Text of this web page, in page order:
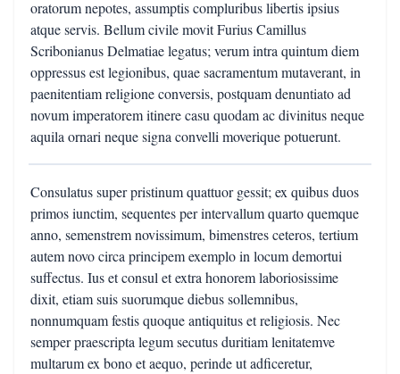
oratorum nepotes, assumptis compluribus libertis ipsius
atque servis. Bellum civile movit Furius Camillus
Scribonianus Delmatiae legatus; verum intra quintum diem
oppressus est legionibus, quae sacramentum mutaverant, in
paenitentiam religione conversis, postquam denuntiato ad
novum imperatorem itinere casu quodam ac divinitus neque
aquila ornari neque signa convelli moverique potuerunt.
Consulatus super pristinum quattuor gessit; ex quibus duos
primos iunctim, sequentes per intervallum quarto quemque
anno, semenstrem novissimum, bimenstres ceteros, tertium
autem novo circa principem exemplo in locum demortui
suffectus. Ius et consul et extra honorem laboriosissime
dixit, etiam suis suorumque diebus sollemnibus,
nonnumquam festis quoque antiquitus et religiosis. Nec
semper praescripta legum secutus duritiam lenitatemve
multarum ex bono et aequo, perinde ut adficeretur,